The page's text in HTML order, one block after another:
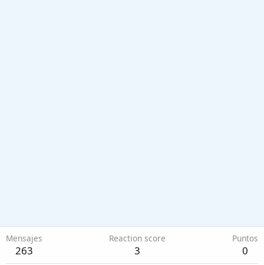
Mensajes
263
Reaction score
3
Puntos
0